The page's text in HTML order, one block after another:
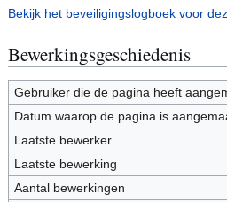
Bekijk het beveiligingslogboek voor
Bewerkingsgeschiedenis
Gebruiker die de pagina heeft
Datum waarop de pagina is
Laatste bewerker
Laatste bewerking
Aantal bewerkingen